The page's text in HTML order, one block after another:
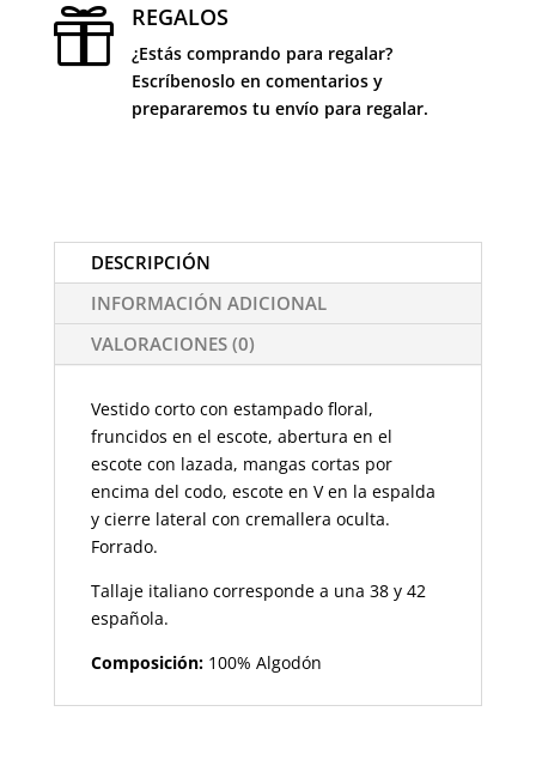
 REGALOS
¿Estás comprando para regalar?
Escríbenoslo en comentarios y
prepararemos tu envío para regalar.
DESCRIPCIÓN
INFORMACIÓN ADICIONAL
VALORACIONES (0)
Vestido corto con estampado floral,
fruncidos en el escote, abertura en el
escote con lazada, mangas cortas por
encima del codo, escote en V en la espalda
y cierre lateral con cremallera oculta.
Forrado.
Tallaje italiano corresponde a una 38 y 42
española.
Composición:100% Algodón